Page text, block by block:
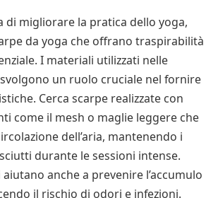
di migliorare la pratica dello yoga,
da yoga che offrano traspirabilità
I materiali utilizzati nelle
un ruolo cruciale nel fornire
Cerca scarpe realizzate con
come il mesh o maglie leggere che
dell’aria, mantenendo i
durante le sessioni intense.
anche a prevenire l’accumulo
il rischio di odori e infezioni.